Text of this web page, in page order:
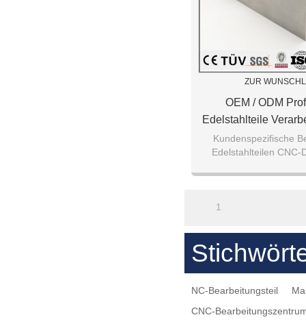
ZUR
OEM / ODM
Edelstahlteile
Kundenspezifische
Edelstahlteilen CNC-
1
NC-Bearbeitungsteil
CNC-